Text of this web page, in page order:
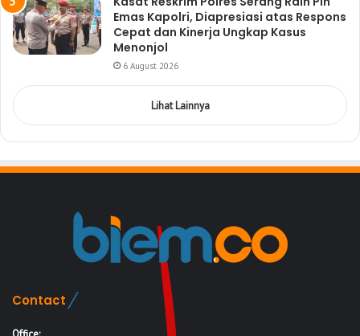
Emas Kapolri, Diapresiasi atas Respons
Cepat dan Kinerja Ungkap Kasus
Menonjol
6 August 2026
Lihat Lainnya
Contact